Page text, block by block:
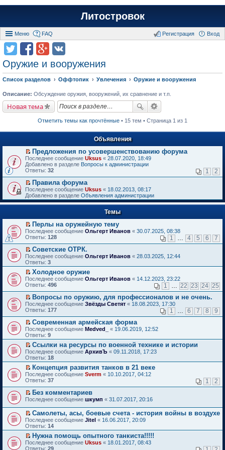
Литостровок
Меню FAQ Вход
Регистрация
Оружие и вооружения
Список разделов Оффтопик Увлечения Оружие и вооружения
Описание: Обсуждение оружия, вооружений, их сравнение и т.п.
Новая тема
Отметить темы как прочтённые • 15 тем • Страница 1 из 1
Объявления
П
е
р
й
т
и
к
п
в
о
м
у
н
е
п
р
о
ч
и
а
н
н
о
м
у
с
о
о
б
щ
е
н
и
ю
Предложения по усовершенствованию форума
Последнее сообщение Uksus « 28.07.2020, 18:49
Добавлено в разделе Вопросы к администрации
Ответы: 32 1 2
П
е
р
е
т
и
к
п
р
в
о
м
у
н
е
п
р
о
ч
т
а
н
н
о
м
у
с
о
о
б
щ
е
н
ю
Правила форума
Последнее сообщение Uksus « 18.02.2013, 08:17
Добавлено в разделе Объявления администрации
Темы
П
е
е
й
т
и
к
п
е
в
о
м
у
н
е
п
р
о
ч
и
т
а
н
н
о
м
у
о
о
б
щ
е
н
и
Перлы на оружейную тему
Последнее сообщение Ольгерт Иванов « 30.07.2025, 08:38
Ответы: 128 1 4 5 6 7
П
е
р
е
й
т
и
п
е
в
о
м
у
н
е
п
р
о
ч
и
т
а
н
о
м
у
с
о
о
б
Советские ОТРК.
Последнее сообщение Ольгерт Иванов « 28.03.2025, 12:44
Ответы: 3
П
е
е
й
т
и
к
п
е
р
в
о
м
у
н
е
п
р
о
ч
т
а
н
н
о
м
у
Холодное оружие
Последнее сообщение Ольгерт Иванов « 14.12.2023, 23:22
Ответы: 496 1 22 23 24 25
П
е
е
й
т
и
к
п
е
р
в
о
м
у
н
е
р
о
ч
и
т
а
н
Вопросы по оружию, для профессионалов и не очень.
Последнее сообщение Звёзды Светят « 18.08.2023, 17:30
Ответы: 177 1 6 7 8 9
П
е
р
е
й
т
и
к
п
е
р
в
о
у
н
е
п
р
о
ч
Современная армейская форма
Последнее сообщение Medved_ « 19.06.2019, 12:52
Ответы: 9
П
е
р
е
й
т
и
п
р
в
о
м
у
н
е
Ссылки на ресурсы по военной технике и истории
Последнее сообщение АрхивЪ « 09.11.2018, 17:23
Ответы: 18
П
е
е
й
т
и
к
п
е
р
в
о
Концепция развития танков в 21 веке
Последнее сообщение Sverm « 10.10.2017, 04:12
Ответы: 37 1 2
П
р
е
й
т
и
к
п
Без комментариев
Последнее сообщение шкумп « 31.07.2017, 20:16
П
е
р
е
й
т
Самолеты, асы, боевые счета - история войны в воздухе
Последнее сообщение Jitel « 16.06.2017, 20:09
Ответы: 14
П
е
Нужна помощь опытного танкиста!!!!!
Последнее сообщение Uksus « 18.01.2017, 08:43
Ответы: 29